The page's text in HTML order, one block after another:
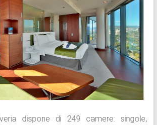
dispone di 249 camere: singole,